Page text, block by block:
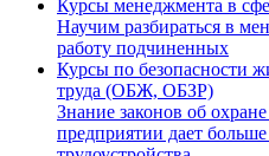
Курсы менеджмента в
Научим разбираться в
работу подчиненных
Курсы по безопасности
труда (ОБЖ, ОБЗР)
Знание законов об
предприятии дает